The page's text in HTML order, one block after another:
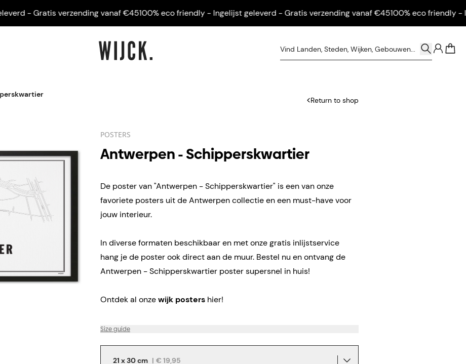
- Gratis verzending vanaf €45100% eco friendly - Ingelijst geleverd - Gratis verzending vanaf €45100% eco friendly -
Return to shop
POSTERS
Antwerpen - Schipperskwartier
De poster van "Antwerpen - Schipperskwartier" is een van onze
favoriete posters uit de Antwerpen collectie en een must-have voor
jouw interieur.
In diverse formaten beschikbaar en met onze gratis inlijstservice
hang je de poster ook direct aan de muur. Bestel nu en ontvang de
Antwerpen - Schipperskwartier poster supersnel in huis!
Ontdek al onzewijk posters hier!
Size guide
21 x 30 cm | € 19,95